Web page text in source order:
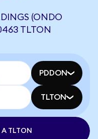
(ONDO
TLTON
PDDON
TLTON
TLTON